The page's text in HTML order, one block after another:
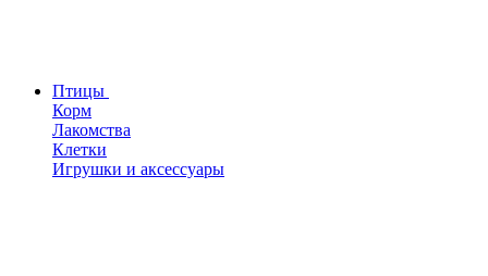
Птицы
Корм
Лакомства
Клетки
Игрушки и аксессуары